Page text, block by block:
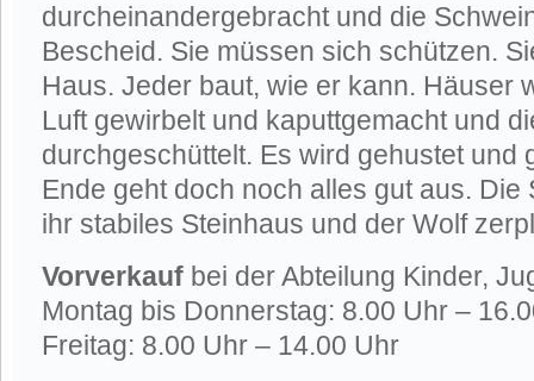
durcheinandergebracht und die
Bescheid. Sie müssen sich schützen.
Haus. Jeder baut, wie er kann. Häuser
Luft gewirbelt und kaputtgemacht und
durchgeschüttelt. Es wird gehustet und
Ende geht doch noch alles gut aus. Die
ihr stabiles Steinhaus und der Wolf
Vorverkauf bei der Abteilung Kinder,
Montag bis Donnerstag: 8.00 Uhr –
Freitag: 8.00 Uhr – 14.00 Uhr